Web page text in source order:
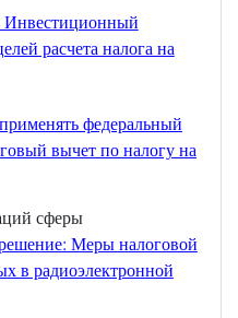
Инвестиционный
расчета налога на
федеральный
вычет по налогу на
сферы
Меры налоговой
в радиоэлектронной